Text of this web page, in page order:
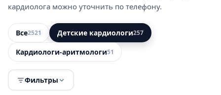
кардиолога можно уточнить по телефону.
Все2521 Детские кардиологи257
Кардиологи-аритмологи51
Фильтры